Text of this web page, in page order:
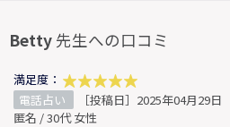
Betty 先生への口コミ
満足度：
電話占い
［投稿日］2025年04月29日
匿名 / 30代 女性